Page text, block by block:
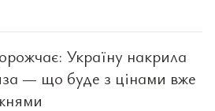
Україну накрила
— що буде з цінами вже